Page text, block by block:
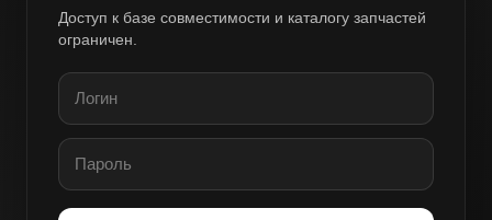
Доступ к базе совместимости и каталогу запчастей
ограничен.